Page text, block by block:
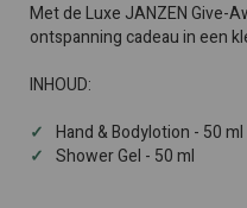
Met de Luxe JANZEN Give-
ontspanning cadeau in een
INHOUD:
Hand & Bodylotion - 50 ml
Shower Gel - 50 ml